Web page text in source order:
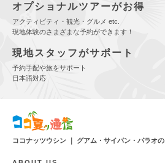
オプショナルツアーがお得
アクティビティ・観光・グルメ etc.
現地体験のさまざまな予約ができます！
現地スタッフがサポート
予約手配や旅をサポート
日本語対応
ココナッツウシン ｜ グアム・サイパン・パラオ